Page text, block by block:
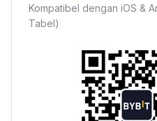
Kompatibel dengan iOS &
Tabel)